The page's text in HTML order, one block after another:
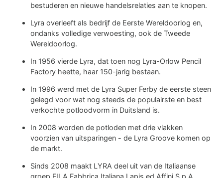
bestuderen en nieuwe handelsrelaties aan te knopen.
Lyra overleeft als bedrijf de Eerste Wereldoorlog en,
ondanks volledige verwoesting, ook de Tweede
Wereldoorlog.
In 1956 vierde Lyra, dat toen nog Lyra-Orlow Pencil
Factory heette, haar 150-jarig bestaan.
In 1996 werd met de Lyra Super Ferby de eerste steen
gelegd voor wat nog steeds de populairste en best
verkochte potloodvorm in Duitsland is.
In 2008 worden de potloden met drie vlakken
voorzien van uitsparingen - de Lyra Groove komen op
de markt.
Sinds 2008 maakt LYRA deel uit van de Italiaanse